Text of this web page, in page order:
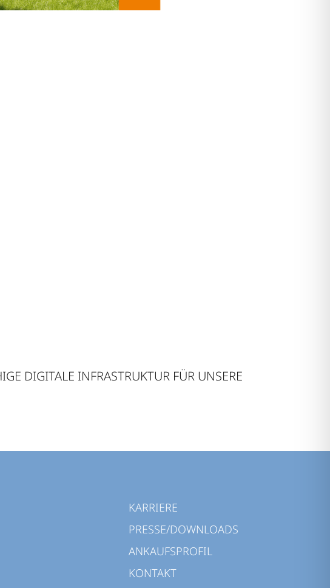
DIGITALE INFRASTRUKTUR FÜR UNSERE
KARRIERE
PRESSE/DOWNLOADS
ANKAUFSPROFIL
KONTAKT